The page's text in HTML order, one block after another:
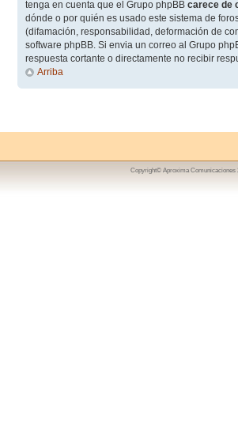
tenga en cuenta que el Grupo phpBB carece de
dónde o por quién es usado este sistema de
(difamación, responsabilidad, deformación de
software phpBB. Si envia un correo al Grupo
respuesta cortante o directamente no recibir
Arriba
Copyright© Aproxima Comunicaciones